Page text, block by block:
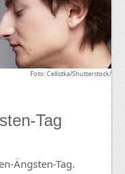
Foto: Cellistka/Shutterstock/
Tag
Ängsten-Tag.